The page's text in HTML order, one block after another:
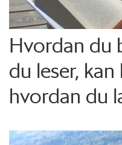
Hvordan du
du leser,
hvordan du